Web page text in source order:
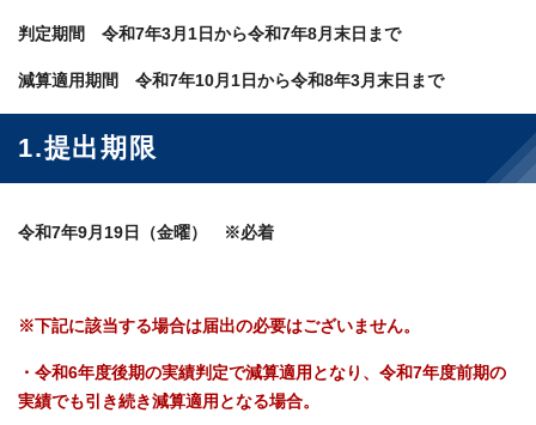
判定期間 令和7年3月1日から令和7年8月末日まで
減算適用期間 令和7年10月1日から令和8年3月末日まで
1.提出期限
令和7年9月19日（金曜） ※必着
※下記に該当する場合は届出の必要はございません。
・令和6年度後期の実績判定で減算適用となり、令和7年度前期の
実績でも引き続き減算適用となる場合。